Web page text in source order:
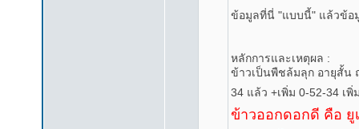
ข้อมูลที่นี่ "แบบนี้" แล้วข้อ
หลักการและเหตุผล :
ข้าวเป็นพืชล้มลุก อายุสั้น
34 แล้ว +เพิ่ม 0-52-34 เ
ข้าวออกดอกดี คือ ยู